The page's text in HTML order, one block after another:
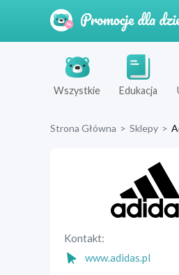
Wszystkie Edukacja
Strona Główna > Sklepy >
Kontakt:
www.adidas.pl